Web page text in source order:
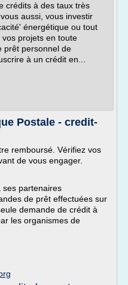
crédits à des taux très
aussi, vous investir
énergétique ou tout
projets en toute
prêt personnel de
à un crédit en...
Postale - credit-
remboursé. Vérifiez vos
de vous engager.
ses partenaires
de prêt effectuées sur
demande de crédit à
les organismes de